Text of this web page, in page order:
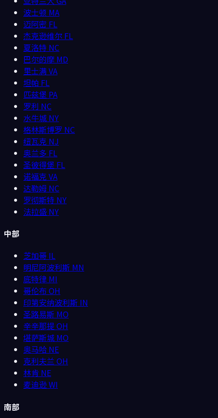
波士顿 MA
迈阿密 FL
杰克逊维尔 FL
夏洛特 NC
巴尔的摩 MD
里士满VA
坦帕 FL
匹兹堡 PA
罗利 NC
水牛城 NY
格林斯博罗 NC
纽瓦克 NJ
奥兰多 FL
圣彼得堡 FL
诺福克 VA
达勒姆 NC
罗彻斯特 NY
法拉盛 NY
中部
芝加哥 IL
明尼阿波利斯 MN
底特律 MI
哥伦布 OH
印第安纳波利斯 IN
圣路易斯 MO
辛辛那提 OH
堪萨斯城 MO
奥马哈 NE
克利夫兰 OH
林肯 NE
麦迪逊WI
南部